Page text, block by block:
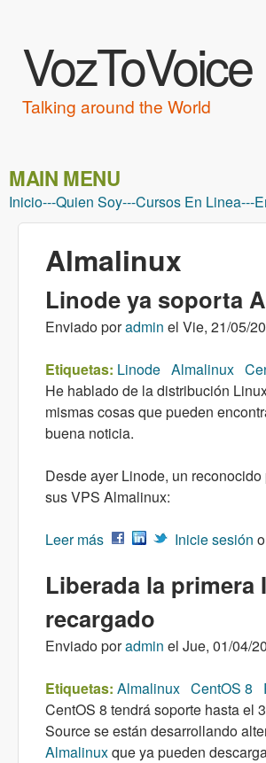
VozToVoice
Talking around the World
MAIN MENU
Inicio---Quien Soy---Cursos En Linea---
Almalinux
Linode ya soporta
Enviado poradmin el Vie, 21/05/
Etiquetas: Linode Almalinux
He hablado de la distribución
mismas cosas que pueden
buena noticia.
Desde ayer Linode, un
sus VPS Almalinux:
Leer más sobre Linode ya soporta
Inicie sesión o
Liberada la primera
recargado
Enviado poradmin el Jue, 01/04/
Etiquetas: Almalinux CentOS 8
CentOS 8 tendrá soporte hasta el
Source se están desarrollando
Almalinuxque ya pueden